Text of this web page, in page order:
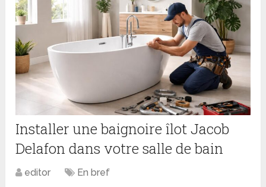
Installer une baignoire îlot Jacob
Delafon dans votre salle de bain
editor En bref